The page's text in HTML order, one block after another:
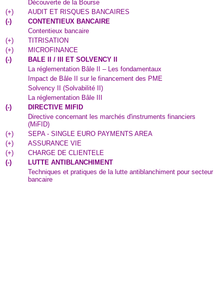
Découverte de la Bourse
(+)
AUDIT ET RISQUES BANCAIRES
(-)
CONTENTIEUX BANCAIRE
Contentieux bancaire
(+)
TITRISATION
(+)
MICROFINANCE
(-)
BALE II / III ET SOLVENCY II
La réglementation Bâle II – Les fondamentaux
Impact de Bâle II sur le financement des PME
Solvency II (Solvabilité II)
La réglementation Bâle III
(-)
DIRECTIVE MIFID
Directive concernant les marchés d'instruments financiers
(MiFID)
(+)
SEPA - SINGLE EURO PAYMENTS AREA
(+)
ASSURANCE VIE
(+)
CHARGE DE CLIENTELE
(-)
LUTTE ANTIBLANCHIMENT
Techniques et pratiques de la lutte antiblanchiment pour secteur
bancaire